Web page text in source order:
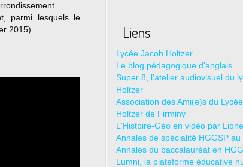
parmi lesquels le
2015) Liens
Lycée Jacob Holtzer
Le blog pédagogique d'anglais
Super 8, l'atelier audiovisuel du
Holtzer
Association des Ami(e)s du
Holtzer de Firminy
L'Histoire-Géo en vidéo par
Annales de spécialité HGGSP au
Annales du baccalauréat en
Lumni, la plateforme éducative